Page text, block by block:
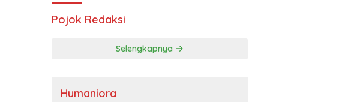
Pojok Redaksi
Selengkapnya
Humaniora